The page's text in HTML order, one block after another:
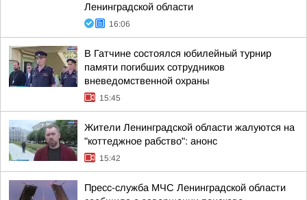
Ленинградской области
16:06
В Гатчине состоялся юбилейный турнир
памяти погибших сотрудников
вневедомственной охраны
15:45
Жители Ленинградской области жалуются на
"коттеджное рабство": анонс
15:42
Пресс-служба МЧС Ленинградской области